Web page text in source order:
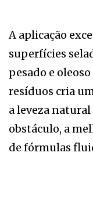
A aplicação
superfícies
pesado e
resíduos cria
a leveza
obstáculo, a
de fórmulas